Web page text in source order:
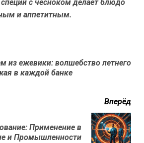
с чесноком делает блюдо
и аппетитным.
из ежевики: волшебство летнего
в каждой банке
Вперёд
Применение в
и Промышленности